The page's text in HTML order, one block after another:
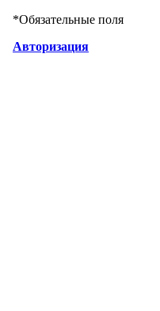
*Обязательные поля
Авторизация